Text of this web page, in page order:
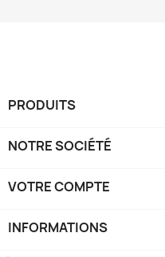
PRODUITS
NOTRE SOCIÉTÉ
VOTRE COMPTE
INFORMATIONS